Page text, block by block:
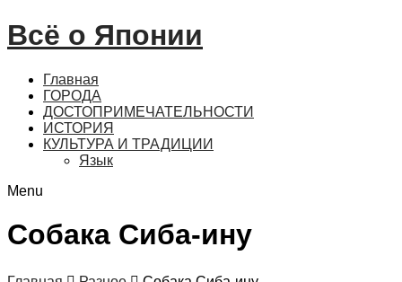
Всё о Японии
Главная
ГОРОДА
ДОСТОПРИМЕЧАТЕЛЬНОСТИ
ИСТОРИЯ
КУЛЬТУРА И ТРАДИЦИИ
Язык
Menu
Собака Сиба-ину